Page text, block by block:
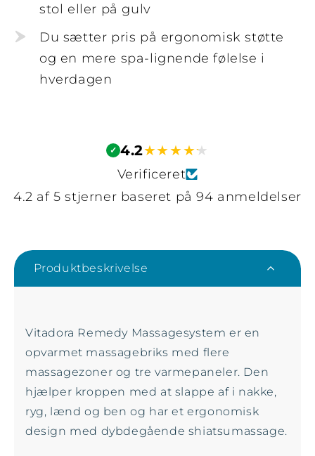
stol eller på gulv
Du sætter pris på ergonomisk støtte
og en mere spa-lignende følelse i
hverdagen
✓ 4.2★★★★★
4.2 af 5 stjerner baseret på 94 anmeldelser
Verificeret
Produktbeskrivelse
Vitadora Remedy Massagesystem er en
opvarmet massagebriks med flere
massagezoner og tre varmepaneler. Den
hjælper kroppen med at slappe af i nakke,
ryg, lænd og ben og har et ergonomisk
design med dybdegående shiatsumassage.